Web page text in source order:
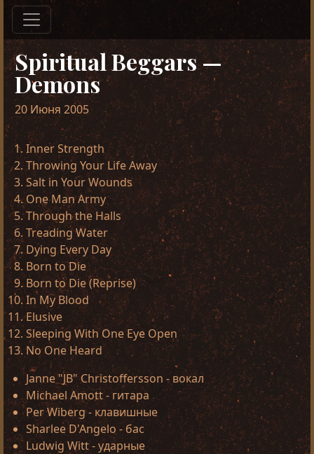
Spiritual Beggars —
Demons
20 Июня 2005
Inner Strength
Throwing Your Life Away
Salt in Your Wounds
One Man Army
Through the Halls
Treading Water
Dying Every Day
Born to Die
Born to Die (Reprise)
In My Blood
Elusive
Sleeping With One Eye Open
No One Heard
Janne "JB" Christoffersson - вокал
Michael Amott - гитара
Per Wiberg - клавишные
Sharlee D'Angelo - бас
Ludwig Witt - ударные